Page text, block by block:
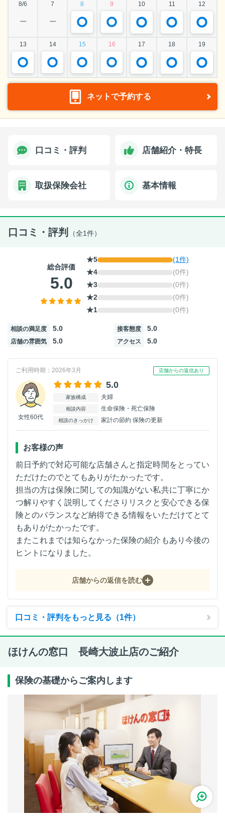
8/6
7 8 9 10 11 12
ー ー
13 14 15 16 17 18 19
ネットで予約する
口コミ・評判 店舗紹介・特長
取扱保険会社 基本情報
口コミ・評判 （全1件）
総合評価
5.0
★5
(1件)
★4
(0件)
★3
(0件)
★2
(0件)
★1
(0件)
相談の満足度 5.0 接客態度 5.0
店舗の雰囲気 5.0 アクセス 5.0
ご利用時期：2026年3月 店舗からの返信あり
女性60代
5.0
家族構成 夫婦
相談内容 生命保険・死亡保険
相談のきっかけ 家計の節約 保険の更新
お客様の声
前日予約で対応可能な店舗さんと指定時間をとってい
ただけたのでとてもありがたかったです。
担当の方は保険に関しての知識がない私共に丁寧にか
つ解りやすく説明してくださりリスクと安心できる保
険とのバランスなど納得できる情報をいただけてとて
もありがたかったです。
またこれまでは知らなかった保険の紹介もあり今後の
ヒントになりました。
店舗からの返信を読む
口コミ・評判をもっと見る（1件）
ほけんの窓口 長崎大波止店のご紹介
保険の基礎からご案内します